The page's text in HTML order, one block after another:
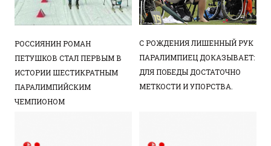
РОССИЯНИН РОМАН
ПЕТУШКОВ СТАЛ ПЕРВЫМ В
ИСТОРИИ ШЕСТИКРАТНЫМ
ПАРАЛИМПИЙСКИМ
ЧЕМПИОНОМ
С РОЖДЕНИЯ ЛИШЕННЫЙ РУК
ПАРАЛИМПИЕЦ ДОКАЗЫВАЕТ:
ДЛЯ ПОБЕДЫ ДОСТАТОЧНО
МЕТКОСТИ И УПОРСТВА.